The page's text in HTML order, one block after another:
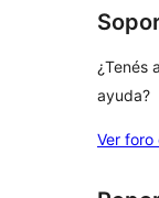
¿Tenés
ayuda?
Ver